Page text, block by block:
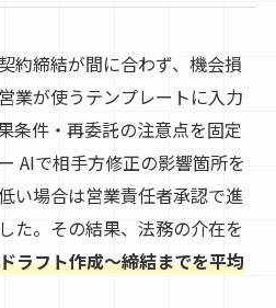
約締結が間に合わず、機会損
業が使うテンプレートに入力
条件・再委託の注意点を固定
AIで相手方修正の影響箇所を
い場合は営業責任者承認で進
た。その結果、法務の介在を
ラフト作成〜締結までを平均